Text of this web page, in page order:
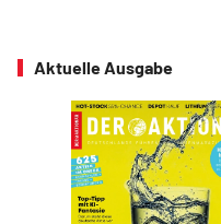
Aktuelle Ausgabe